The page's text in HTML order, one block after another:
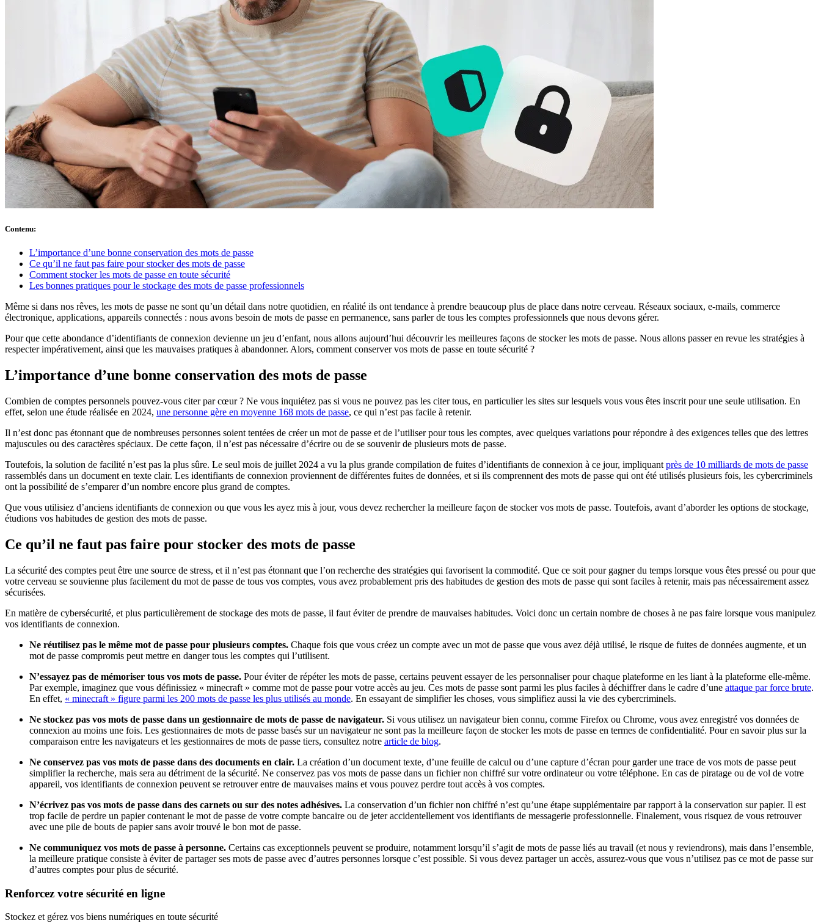
SOC 2
Demander un devis
Tester Business
Contenu:
L’importance d’une bonne conservation des mots de passe
Ce qu’il ne faut pas faire pour stocker des mots de passe
Comment stocker les mots de passe en toute sécurité
Les bonnes pratiques pour le stockage des mots de passe professionnels
Même si dans nos rêves, les mots de passe ne sont qu’un détail dans notre quotidien, en réalité ils ont tendance à prendre beaucoup plus de place dans notre cerveau. Réseaux sociaux, e-mails, commerce
électronique, applications, appareils connectés : nous avons besoin de mots de passe en permanence, sans parler de tous les comptes professionnels que nous devons gérer.
Pour que cette abondance d’identifiants de connexion devienne un jeu d’enfant, nous allons aujourd’hui découvrir les meilleures façons de stocker les mots de passe. Nous allons passer en revue les stratégies à
respecter impérativement, ainsi que les mauvaises pratiques à abandonner. Alors, comment conserver vos mots de passe en toute sécurité ?
L’importance d’une bonne conservation des mots de passe
Combien de comptes personnels pouvez-vous citer par cœur ? Ne vous inquiétez pas si vous ne pouvez pas les citer tous, en particulier les sites sur lesquels vous vous êtes inscrit pour une seule utilisation. En
effet, selon une étude réalisée en 2024, une personne gère en moyenne 168 mots de passe, ce qui n’est pas facile à retenir.
Il n’est donc pas étonnant que de nombreuses personnes soient tentées de créer un mot de passe et de l’utiliser pour tous les comptes, avec quelques variations pour répondre à des exigences telles que des lettres
majuscules ou des caractères spéciaux. De cette façon, il n’est pas nécessaire d’écrire ou de se souvenir de plusieurs mots de passe.
Toutefois, la solution de facilité n’est pas la plus sûre. Le seul mois de juillet 2024 a vu la plus grande compilation de fuites d’identifiants de connexion à ce jour, impliquant près de 10 milliards de mots de passe
rassemblés dans un document en texte clair. Les identifiants de connexion proviennent de différentes fuites de données, et si ils comprennent des mots de passe qui ont été utilisés plusieurs fois, les cybercriminels
ont la possibilité de s’emparer d’un nombre encore plus grand de comptes.
Que vous utilisiez d’anciens identifiants de connexion ou que vous les ayez mis à jour, vous devez rechercher la meilleure façon de stocker vos mots de passe. Toutefois, avant d’aborder les options de stockage,
étudions vos habitudes de gestion des mots de passe.
Ce qu’il ne faut pas faire pour stocker des mots de passe
La sécurité des comptes peut être une source de stress, et il n’est pas étonnant que l’on recherche des stratégies qui favorisent la commodité. Que ce soit pour gagner du temps lorsque vous êtes pressé ou pour que
votre cerveau se souvienne plus facilement du mot de passe de tous vos comptes, vous avez probablement pris des habitudes de gestion des mots de passe qui sont faciles à retenir, mais pas nécessairement assez
sécurisées.
En matière de cybersécurité, et plus particulièrement de stockage des mots de passe, il faut éviter de prendre de mauvaises habitudes. Voici donc un certain nombre de choses à ne pas faire lorsque vous manipulez
vos identifiants de connexion.
Ne réutilisez pas le même mot de passe pour plusieurs comptes. Chaque fois que vous créez un compte avec un mot de passe que vous avez déjà utilisé, le risque de fuites de données augmente, et un
mot de passe compromis peut mettre en danger tous les comptes qui l’utilisent.
N’essayez pas de mémoriser tous vos mots de passe. Pour éviter de répéter les mots de passe, certains peuvent essayer de les personnaliser pour chaque plateforme en les liant à la plateforme elle-même.
Par exemple, imaginez que vous définissiez « minecraft » comme mot de passe pour votre accès au jeu. Ces mots de passe sont parmi les plus faciles à déchiffrer dans le cadre d’une attaque par force brute.
En effet, « minecraft » figure parmi les 200 mots de passe les plus utilisés au monde. En essayant de simplifier les choses, vous simplifiez aussi la vie des cybercriminels.
Ne stockez pas vos mots de passe dans un gestionnaire de mots de passe de navigateur. Si vous utilisez un navigateur bien connu, comme Firefox ou Chrome, vous avez enregistré vos données de
connexion au moins une fois. Les gestionnaires de mots de passe basés sur un navigateur ne sont pas la meilleure façon de stocker les mots de passe en termes de confidentialité. Pour en savoir plus sur la
comparaison entre les navigateurs et les gestionnaires de mots de passe tiers, consultez notre article de blog.
Ne conservez pas vos mots de passe dans des documents en clair. La création d’un document texte, d’une feuille de calcul ou d’une capture d’écran pour garder une trace de vos mots de passe peut
simplifier la recherche, mais sera au détriment de la sécurité. Ne conservez pas vos mots de passe dans un fichier non chiffré sur votre ordinateur ou votre téléphone. En cas de piratage ou de vol de votre
appareil, vos identifiants de connexion peuvent se retrouver entre de mauvaises mains et vous pouvez perdre tout accès à vos comptes.
N’écrivez pas vos mots de passe dans des carnets ou sur des notes adhésives. La conservation d’un fichier non chiffré n’est qu’une étape supplémentaire par rapport à la conservation sur papier. Il est
trop facile de perdre un papier contenant le mot de passe de votre compte bancaire ou de jeter accidentellement vos identifiants de messagerie professionnelle. Finalement, vous risquez de vous retrouver
avec une pile de bouts de papier sans avoir trouvé le bon mot de passe.
Ne communiquez vos mots de passe à personne. Certains cas exceptionnels peuvent se produire, notamment lorsqu’il s’agit de mots de passe liés au travail (et nous y reviendrons), mais dans l’ensemble,
la meilleure pratique consiste à éviter de partager ses mots de passe avec d’autres personnes lorsque c’est possible. Si vous devez partager un accès, assurez-vous que vous n’utilisez pas ce mot de passe sur
d’autres comptes pour plus de sécurité.
Renforcez votre sécurité en ligne
Stockez et gérez vos biens numériques en toute sécurité